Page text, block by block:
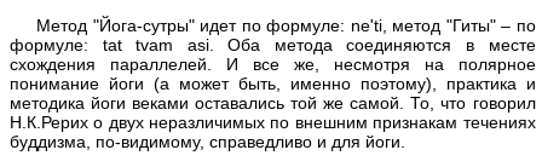
Метод "Йога-сутры" идет по формуле: ne'ti, метод "Гиты" – по
формуле: tat tvam asi. Оба метода соединяются в месте
схождения параллелей. И все же, несмотря на полярное
понимание йоги (а может быть, именно поэтому), практика и
методика йоги веками оставались той же самой. То, что говорил
Н.К.Рерих о двух неразличимых по внешним признакам течениях
буддизма, по-видимому, справедливо и для йоги.